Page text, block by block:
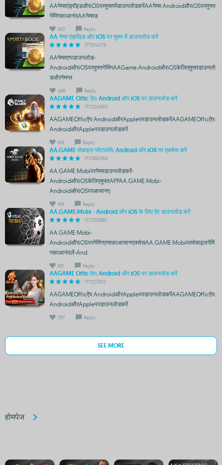
AAगेम्सएंड्रॉइडऔरiOSपरमुफ्तमेंडाउनलोडकरेंAAगेम्स:AndroidऔरiOSपरमुफ्त
गेमिंगकाआनंदAAगेम्सड
933 Reply
AA गेम्स एंड्रॉइड और iOS पर मुफ्त में डाउनलोड करें
1771014175
AAगेम्सएप्पडाउनलोड-
AndroidऔरiOSपरमुफ्तगेमिंगAAGame:AndroidऔरiOSकेलिएमुफ्तडाउनलो
डऔरगेमप्ल
495 Reply
AAGAME Offic ऐप: Android और iOS पर डाउनलोड करें
1771224902
AAGAMEOfficऐप:AndroidऔरAppleपरडाउनलोडकरेंAAGAMEOfficऐप:
AndroidऔरAppleपरडाउनलोडकरें
616 Reply
AA.GAME मोबाइल प्लेटफॉर्म: Android और iOS पर एक्सेस करें
1771350553
AA.GAME:Mobiपरगेम्सडाउनलोडकरें-
AndroidऔरiOSकेलिएमुफ्तAPPAA.GAME:Mobi-
AndroidऔरiOSपरआसानए
169 Reply
AA.GAME:Mobi - Android और iOS के लिए ऐप डाउनलोड करें
1772153962
AA.GAME:Mobi-
AndroidऔरiOSपरगेमिंगएप्सकाआसानएक्सेसAA.GAME:Mobiपरमोबाइलगेमिं
गकाआनंदलें-And
631 Reply
AAGAME Offic ऐप: Android और iOS पर डाउनलोड करें
1772275112
AAGAMEOfficऐप:AndroidऔरAppleपरडाउनलोडकरेंAAGAMEOfficऐप:
AndroidऔरAppleपरडाउनलोडकरें
757 Reply
SEE MORE
होमपेज